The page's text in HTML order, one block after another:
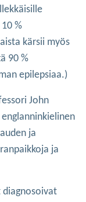
%
kärsii myös
90 %
epilepsiaa.)
John
ja
ja